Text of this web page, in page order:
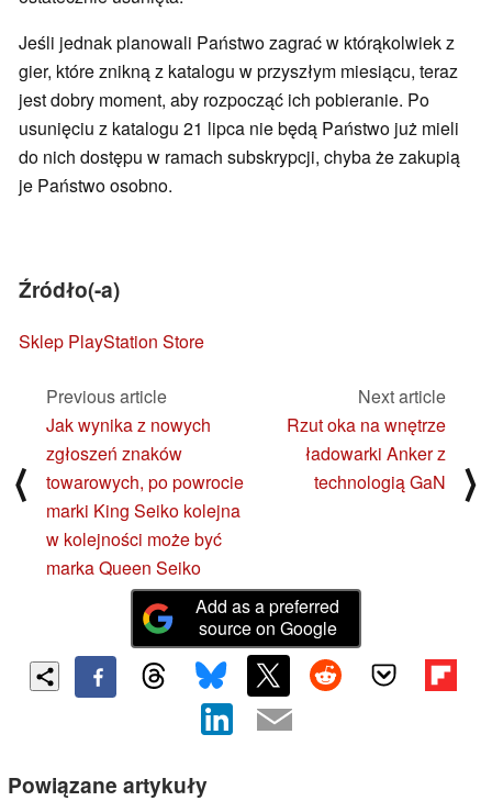
Jeśli jednak planowali Państwo zagrać w którąkolwiek z
gier, które znikną z katalogu w przyszłym miesiącu, teraz
jest dobry moment, aby rozpocząć ich pobieranie. Po
usunięciu z katalogu 21 lipca nie będą Państwo już mieli
do nich dostępu w ramach subskrypcji, chyba że zakupią
je Państwo osobno.
Źródło(-a)
Sklep PlayStation Store
⟨
Previous article
Jak wynika z nowych
zgłoszeń znaków
towarowych, po powrocie
marki King Seiko kolejna
w kolejności może być
marka Queen Seiko
Next article
Rzut oka na wnętrze
ładowarki Anker z
technologią GaN
⟩
Add as a preferred
source on Google
Powiązane artykuły